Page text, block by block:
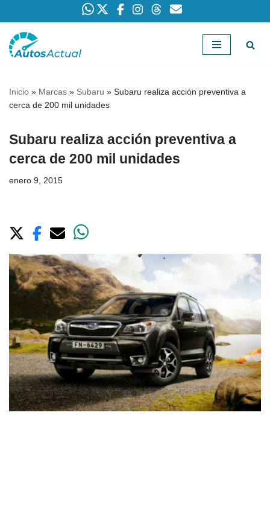
Saltar
Inicio » Marcas » Subaru » Subaru realiza acción preventiva a
cerca de 200 mil unidades
Subaru realiza acción preventiva a
cerca de 200 mil unidades
enero 9, 2015